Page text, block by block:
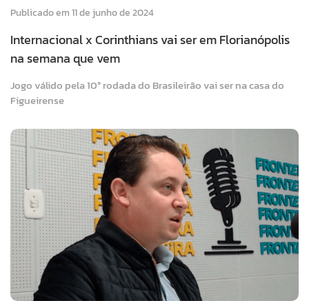
Publicado em 11 de junho de 2024
Internacional x Corinthians vai ser em Florianópolis
na semana que vem
Jogo válido pela 10ª rodada do Brasileirão vai ser na casa do
Figueirense